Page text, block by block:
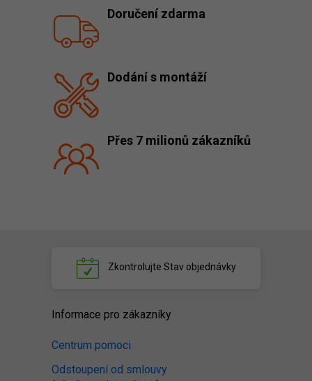
Doručení zdarma
Dodání s montáží
Přes 7 milionů zákazníků
Zkontrolujte Stav objednávky
Informace pro zákazníky
Centrum pomoci
Odstoupení od smlouvy